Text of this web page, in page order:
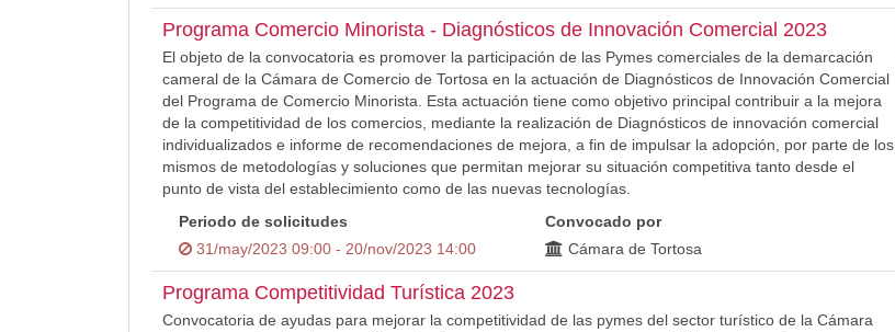
Programa Comercio Minorista - Diagnósticos de Innovación Comercial 2023
El objeto de la convocatoria es promover la participación de las Pymes comerciales de la demarcación
cameral de la Cámara de Comercio de Tortosa en la actuación de Diagnósticos de Innovación Comercial
del Programa de Comercio Minorista. Esta actuación tiene como objetivo principal contribuir a la mejora
de la competitividad de los comercios, mediante la realización de Diagnósticos de innovación comercial
individualizados e informe de recomendaciones de mejora, a fin de impulsar la adopción, por parte de los
mismos de metodologías y soluciones que permitan mejorar su situación competitiva tanto desde el
punto de vista del establecimiento como de las nuevas tecnologías.
Periodo de solicitudes
31/may/2023 09:00 - 20/nov/2023 14:00
Convocado por
Cámara de Tortosa
Programa Competitividad Turística 2023
Convocatoria de ayudas para mejorar la competitividad de las pymes del sector turístico de la Cámara